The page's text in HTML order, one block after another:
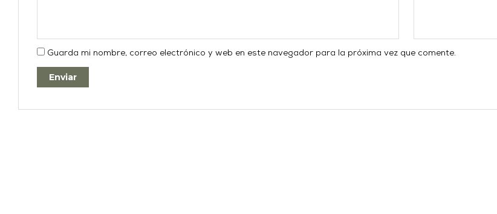
Guarda mi nombre, correo electrónico y web en este navegador para la próxima vez que comente.